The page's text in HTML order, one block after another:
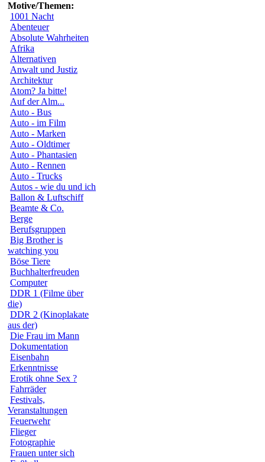
Motive/Themen:
1001 Nacht
Abenteuer
Absolute Wahrheiten
Afrika
Alternativen
Anwalt und Justiz
Architektur
Atom? Ja bitte!
Auf der Alm...
Auto - Bus
Auto - im Film
Auto - Marken
Auto - Oldtimer
Auto - Phantasien
Auto - Rennen
Auto - Trucks
Autos - wie du und ich
Ballon & Luftschiff
Beamte & Co.
Berge
Berufsgruppen
Big Brother is
watching you
Böse Tiere
Buchhalterfreuden
Computer
DDR 1 (Filme über
die)
DDR 2 (Kinoplakate
aus der)
Die Frau im Mann
Dokumentation
Eisenbahn
Erkenntnisse
Erotik ohne Sex ?
Fahrräder
Festivals,
Veranstaltungen
Feuerwehr
Flieger
Fotographie
Frauen unter sich